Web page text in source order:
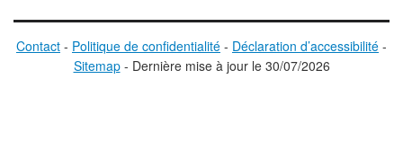
Contact - Politique de confidentialité - Déclaration d’accessibilité -
Sitemap - Dernière mise à jour le30/07/2026